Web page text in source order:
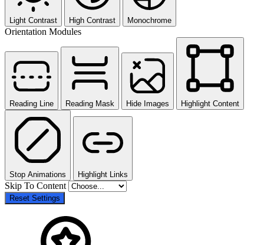
Light Contrast High Contrast Monochrome
Orientation Modules
Reading Line Reading Mask Hide Images Highlight Content
Stop Animations Highlight Links
Skip To Content
Reset Settings